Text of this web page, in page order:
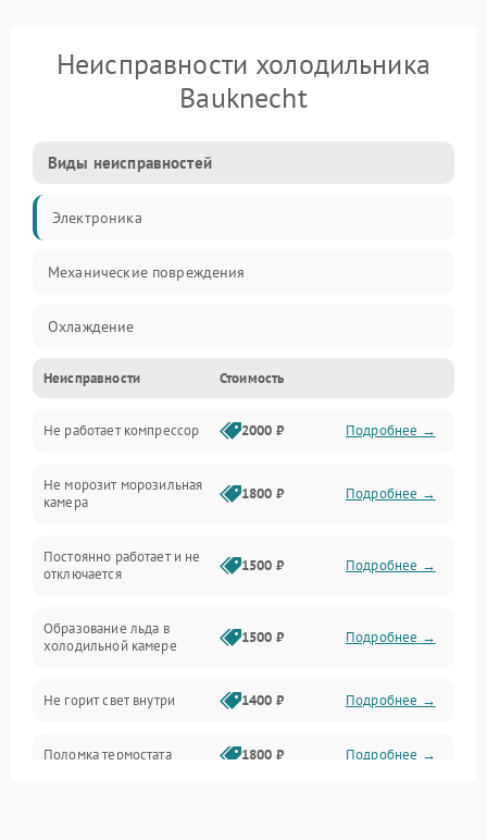
Неисправности холодильника
Bauknecht
Виды неисправностей
Электроника
Механические повреждения
Охлаждение
Механика
Электропитание
Дренаж
Неисправности Стоимость
Не работает компрессор 2000 ₽ Подробнее →
Не морозит морозильная
камера
1800 ₽ Подробнее →
Постоянно работает и не
отключается
1500 ₽ Подробнее →
Образование льда в
холодильной камере
1500 ₽ Подробнее →
Не горит свет внутри 1400 ₽ Подробнее →
Поломка термостата 1800 ₽ Подробнее →